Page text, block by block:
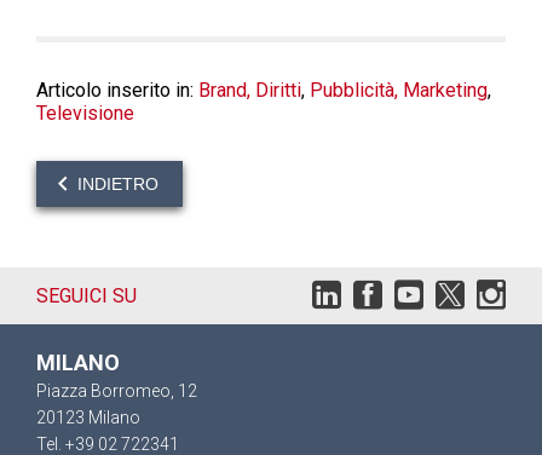
Articolo inserito in: Brand, Diritti, Pubblicità, Marketing,
Televisione
INDIETRO
SEGUICI SU
MILANO
Piazza Borromeo, 12
20123 Milano
Tel. +39 02 722341